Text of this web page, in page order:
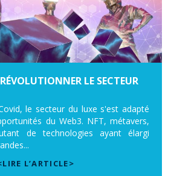
LE SECTEUR
le secteur du luxe s'est adapté
du Web3. NFT, métavers,
de technologies ayant élargi
L’ARTICLE>